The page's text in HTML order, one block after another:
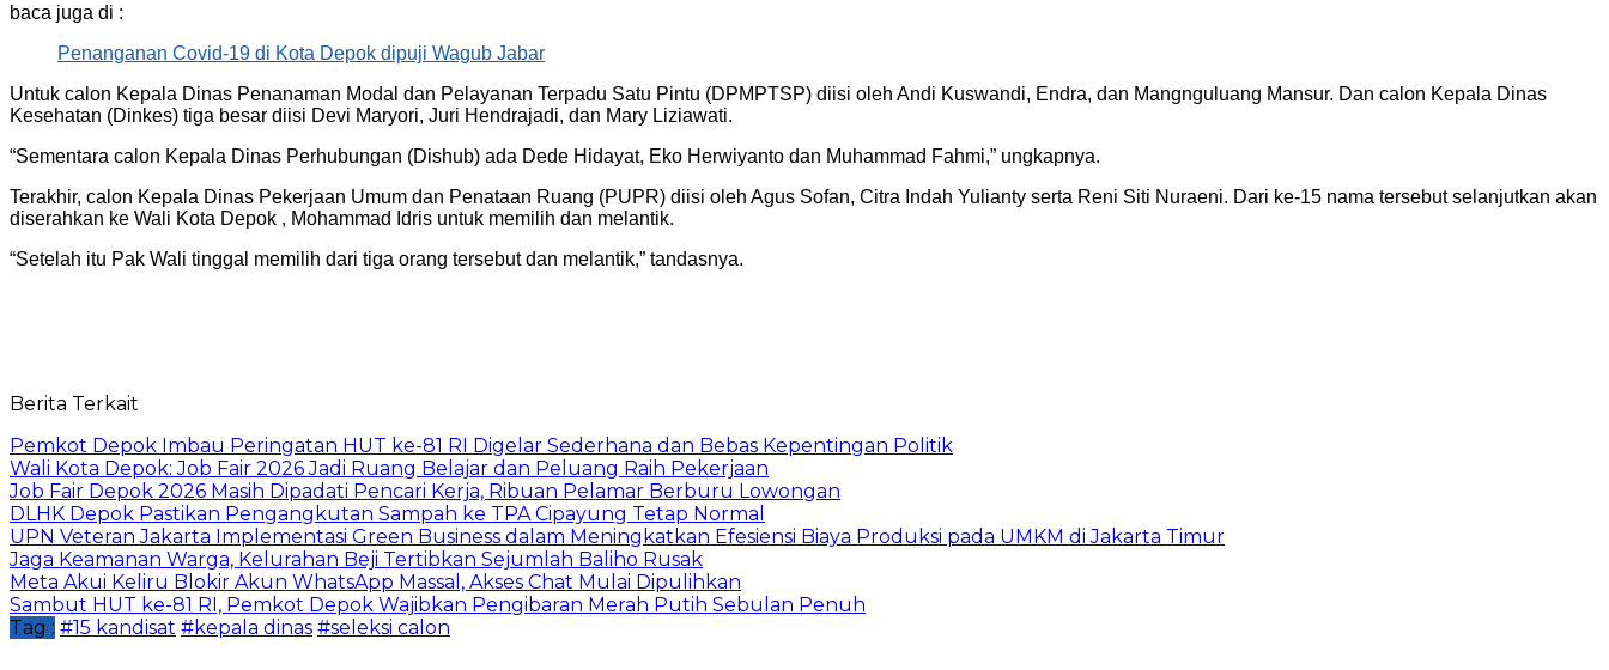
baca juga di :
Penanganan Covid-19 di Kota Depok dipuji Wagub Jabar
Untuk calon Kepala Dinas Penanaman Modal dan Pelayanan Terpadu Satu Pintu (DPMPTSP) diisi oleh Andi Kuswandi, Endra, dan Mangnguluang Mansur. Dan calon Kepala Dinas
Kesehatan (Dinkes) tiga besar diisi Devi Maryori, Juri Hendrajadi, dan Mary Liziawati.
“Sementara calon Kepala Dinas Perhubungan (Dishub) ada Dede Hidayat, Eko Herwiyanto dan Muhammad Fahmi,” ungkapnya.
Terakhir, calon Kepala Dinas Pekerjaan Umum dan Penataan Ruang (PUPR) diisi oleh Agus Sofan, Citra Indah Yulianty serta Reni Siti Nuraeni. Dari ke-15 nama tersebut selanjutkan akan
diserahkan ke Wali Kota Depok , Mohammad Idris untuk memilih dan melantik.
“Setelah itu Pak Wali tinggal memilih dari tiga orang tersebut dan melantik,” tandasnya.
Berita Terkait
Pemkot Depok Imbau Peringatan HUT ke-81 RI Digelar Sederhana dan Bebas Kepentingan Politik
Wali Kota Depok: Job Fair 2026 Jadi Ruang Belajar dan Peluang Raih Pekerjaan
Job Fair Depok 2026 Masih Dipadati Pencari Kerja, Ribuan Pelamar Berburu Lowongan
DLHK Depok Pastikan Pengangkutan Sampah ke TPA Cipayung Tetap Normal
UPN Veteran Jakarta Implementasi Green Business dalam Meningkatkan Efesiensi Biaya Produksi pada UMKM di Jakarta Timur
Jaga Keamanan Warga, Kelurahan Beji Tertibkan Sejumlah Baliho Rusak
Meta Akui Keliru Blokir Akun WhatsApp Massal, Akses Chat Mulai Dipulihkan
Sambut HUT ke-81 RI, Pemkot Depok Wajibkan Pengibaran Merah Putih Sebulan Penuh
Tag : #15 kandisat #kepala dinas #seleksi calon